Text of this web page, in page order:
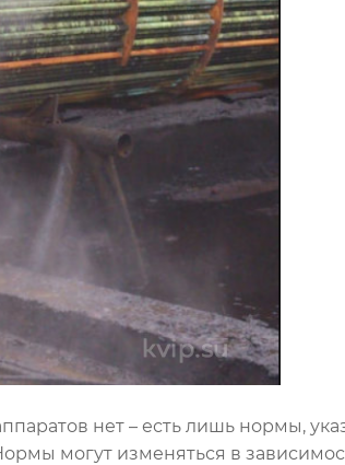
нет – есть лишь нормы,
могут изменяться в